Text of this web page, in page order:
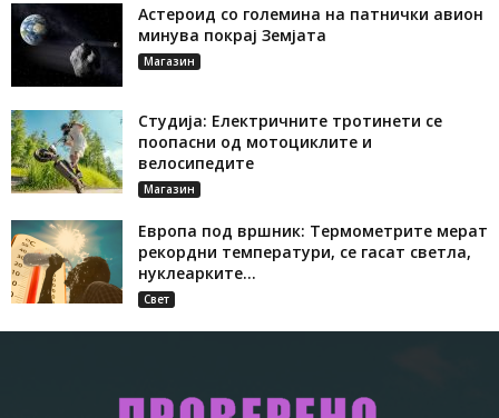
Астероид со големина на патнички авион
минува покрај Земјата
Магазин
Студија: Електричните тротинети се
поопасни од мотоциклите и
велосипедите
Магазин
Европа под вршник: Термометрите мерат
рекордни температури, се гасат светла,
нуклеарките...
Свет